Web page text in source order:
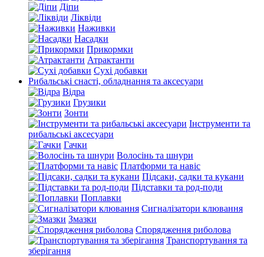
Діпи
Ліквіди
Наживки
Насадки
Прикормки
Атрактанти
Сухі добавки
Рибальські снасті, обладнання та аксесуари
Відра
Грузики
Зонти
Інструменти та
рибальські аксесуари
Гачки
Волосінь та шнури
Платформи та навіс
Підсаки, садки та кукани
Підставки та род-поди
Поплавки
Сигналізатори клювання
Змазки
Спорядження риболова
Транспортування та
зберігання